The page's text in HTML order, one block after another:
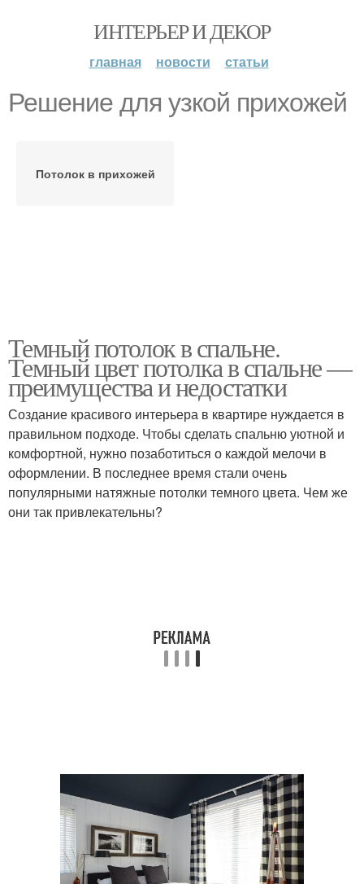
ИНТЕРЬЕР И ДЕКОР
главная новости статьи
Решение для узкой прихожей
Потолок в прихожей
Темный потолок в спальне.
Темный цвет потолка в спальне —
преимущества и недостатки
Создание красивого интерьера в квартире нуждается в
правильном подходе. Чтобы сделать спальню уютной и
комфортной, нужно позаботиться о каждой мелочи в
оформлении. В последнее время стали очень
популярными натяжные потолки темного цвета. Чем же
они так привлекательны?